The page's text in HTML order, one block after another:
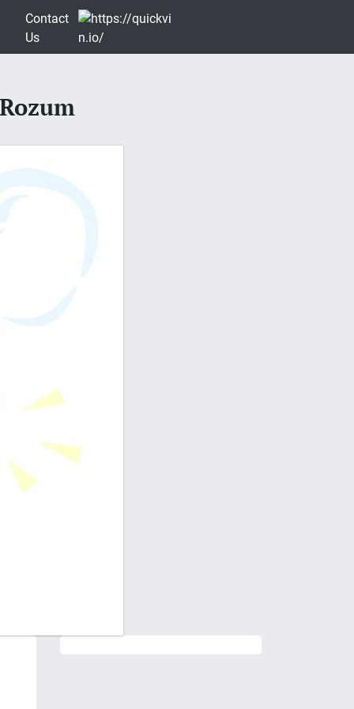
Contact
Us